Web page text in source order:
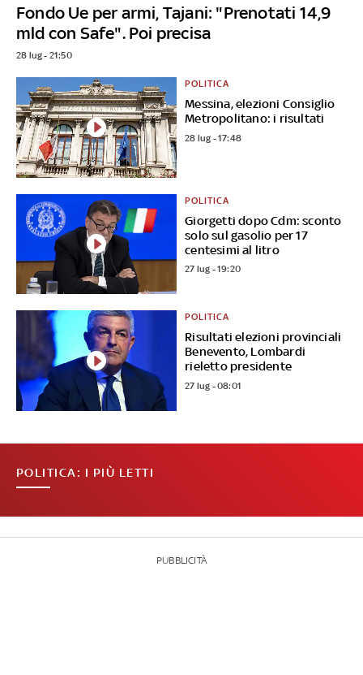
Fondo Ue per armi, Tajani: "Prenotati 14,9
mld con Safe". Poi precisa
28 lug - 21:50
Messina, elezioni Consiglio
Metropolitano: i risultati
POLITICA
28 lug - 17:48
Giorgetti dopo Cdm: sconto
solo sul gasolio per 17
centesimi al litro
POLITICA
27 lug - 19:20
Risultati elezioni provinciali
Benevento, Lombardi
rieletto presidente
POLITICA
27 lug - 08:01
POLITICA: I PIÙ LETTI
PUBBLICITÀ